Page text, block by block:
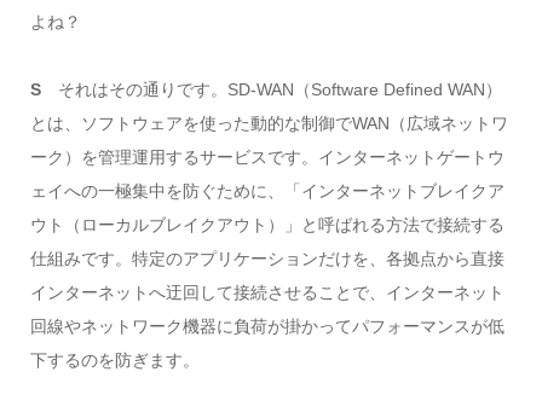
よね？
Sそれはその通りです。SD-WAN（Software Defined WAN）
とは、ソフトウェアを使った動的な制御でWAN（広域ネットワ
ーク）を管理運用するサービスです。インターネットゲートウ
ェイへの一極集中を防ぐために、「インターネットブレイクア
ウト（ローカルブレイクアウト）」と呼ばれる方法で接続する
仕組みです。特定のアプリケーションだけを、各拠点から直接
インターネットへ迂回して接続させることで、インターネット
回線やネットワーク機器に負荷が掛かってパフォーマンスが低
下するのを防ぎます。